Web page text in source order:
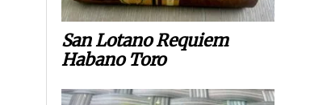
San Lotano Requiem
Habano Toro